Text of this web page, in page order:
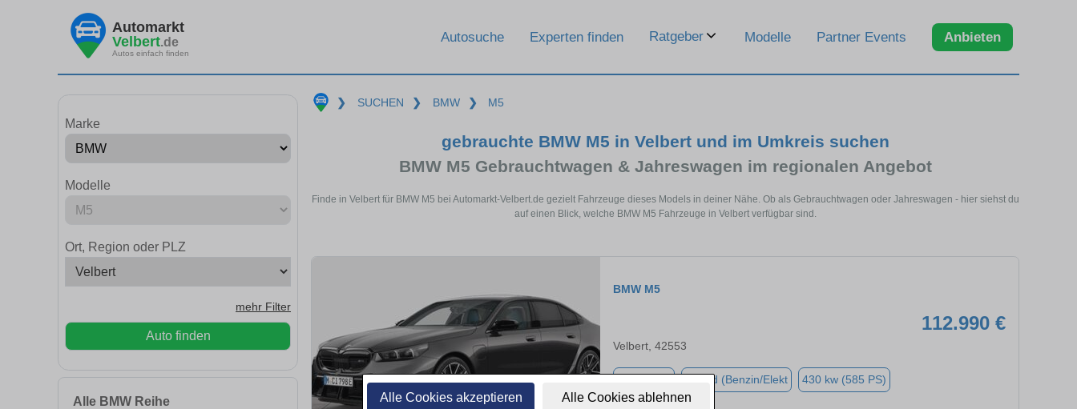
Alle Cookies akzeptieren Alle Cookies ablehnen
Automarkt
Velbert.de
Autos einfach finden
Autosuche Experten finden Ratgeber Modelle Partner Events Anbieten
Marke
Modelle
Ort, Region oder PLZ
mehr Filter
Auto finden
Alle BMW Reihe
❯ SUCHEN ❯ BMW ❯ M5
gebrauchte BMW M5 in Velbert und im Umkreis suchen
BMW M5 Gebrauchtwagen & Jahreswagen im regionalen Angebot
Finde in Velbert für BMW M5 bei Automarkt-Velbert.de gezielt Fahrzeuge dieses Models in deiner Nähe. Ob als Gebrauchtwagen oder Jahreswagen - hier siehst du
auf einen Blick, welche BMW M5 Fahrzeuge in Velbert verfügbar sind.
BMW M5
112.990 €
Velbert, 42553
Hybrid (Benzin/Elekt 430 kw (585 PS)